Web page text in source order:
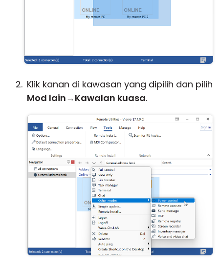
Klik kanan di kawasan yang dipilih dan pilih
Mod lain→Kawalan kuasa.